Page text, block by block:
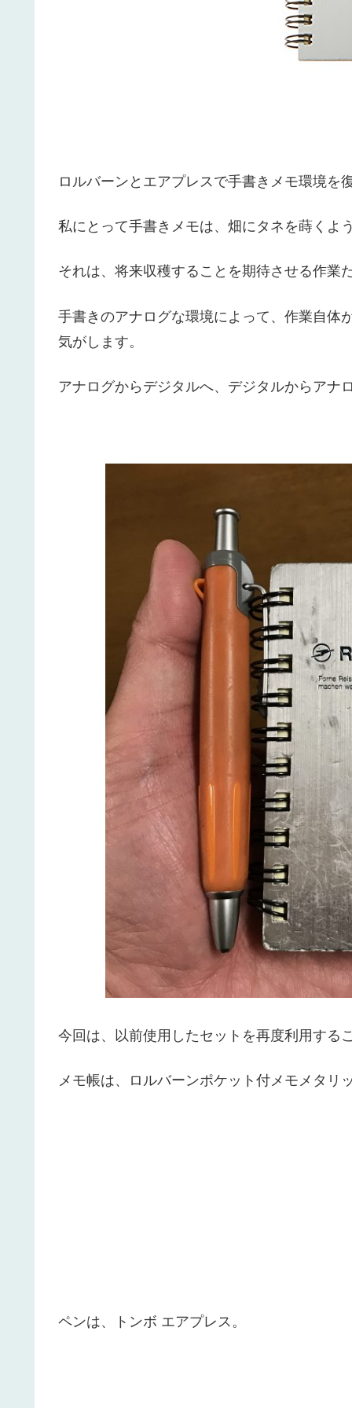
ロルバーンとエアプレスで手書きメモ環境を
私にとって手書きメモは、畑にタネを蒔くよ
それは、将来収穫することを期待させる作業
手書きのアナログな環境によって、作業自体
気がします。
アナログからデジタルへ、デジタルからアナ
今回は、以前使用したセットを再度利用する
メモ帳は、ロルバーンポケット付メモメタリ
ペンは、トンボ エアプレス。